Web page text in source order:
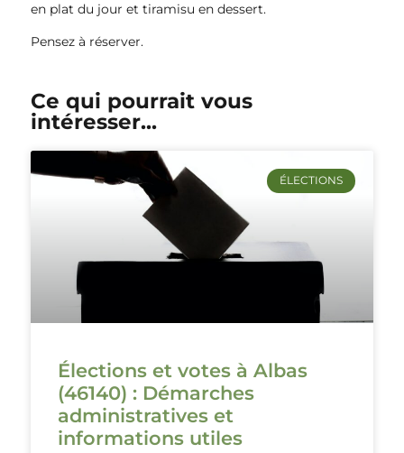
en plat du jour et tiramisu en dessert.
Pensez à réserver.
Ce qui pourrait vous
intéresser...
ÉLECTIONS
Élections et votes à Albas
(46140) : Démarches
administratives et
informations utiles